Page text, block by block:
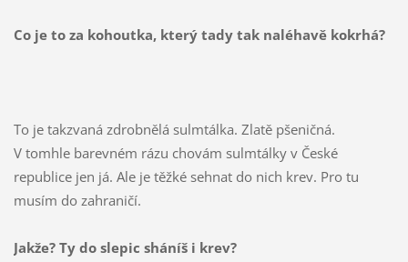
Co je to za kohoutka, který tady tak naléhavě kokrhá?
To je takzvaná zdrobnělá sulmtálka. Zlatě pšeničná.
V tomhle barevném rázu chovám sulmtálky v České
republice jen já. Ale je těžké sehnat do nich krev. Pro tu
musím do zahraničí.
Jakže? Ty do slepic sháníš i krev?